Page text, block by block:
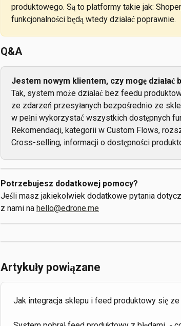
produktowego. Są to platformy takie jak:
funkcjonalności będą wtedy działać poprawnie.
Q&A
Jestem nowym klientem, czy mogę
Tak, system może działać bez feedu
ze zdarzeń przesyłanych bezpośrednio ze
w pełni wykorzystać wszystkich dostępnych
Rekomendacji, kategorii w Custom Flows,
Cross-selling, informacji o dostępności
Potrzebujesz dodatkowej pomocy?
Jeśli masz jakiekolwiek dodatkowe pytania
z nami na hello@edrone.me
Artykuły powiązane
Jak integracja sklepu i feed produktowy się ze